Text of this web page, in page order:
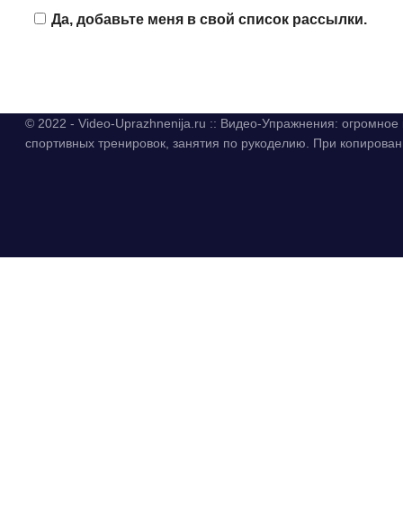
Да, добавьте меня в свой список рассылки.
© 2022 - Video-Uprazhnenija.ru :: Видео-Упражнения:
спортивных тренировок, занятия по рукоделию. При